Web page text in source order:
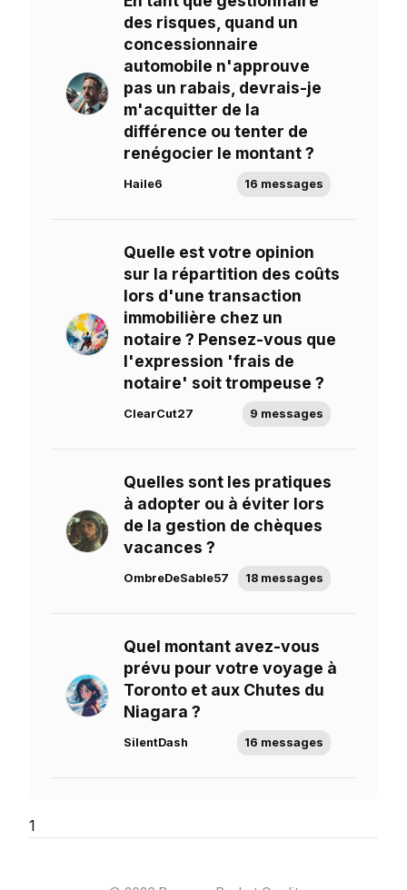
des risques, quand un
concessionnaire
automobile n'approuve
pas un rabais, devrais-je
m'acquitter de la
différence ou tenter de
renégocier le montant ?
Haile6 16 messages
Quelle est votre opinion
sur la répartition des coûts
lors d'une transaction
immobilière chez un
notaire ? Pensez-vous que
l'expression 'frais de
notaire' soit trompeuse ?
ClearCut27 9 messages
Quelles sont les pratiques
à adopter ou à éviter lors
de la gestion de chèques
vacances ?
OmbreDeSable57 18 messages
Quel montant avez-vous
prévu pour votre voyage à
Toronto et aux Chutes du
Niagara ?
SilentDash 16 messages
1